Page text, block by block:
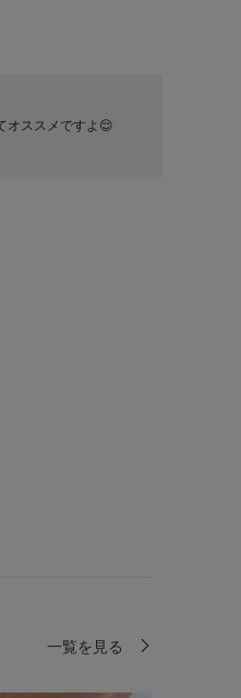
オススメですよ😌
一覧を見る